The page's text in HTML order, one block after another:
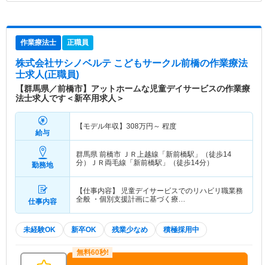
作業療法士 正職員
株式会社サシノベルテ こどもサークル前橋の作業療法
士求人(正職員)
【群馬県／前橋市】アットホームな児童デイサービスの作業療
法士求人です＜新卒用求人＞
給与
【モデル年収】 308万円～ 程度
勤務地
群馬県 前橋市 ＪＲ上越線「新前橋駅」（徒歩14
分）ＪＲ両毛線「新前橋駅」（徒歩14分）
仕事内容
【仕事内容】 児童デイサービスでのリハビリ職業務
全般 ・個別支援計画に基づく療…
未経験OK 新卒OK 残業少なめ 積極採用中